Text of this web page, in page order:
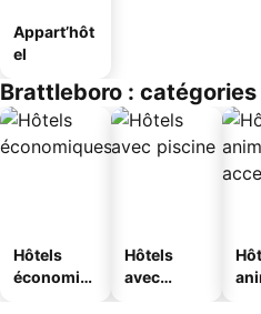
Appart’hôt
el
Brattleboro : catégories
Hôtels
économiq
Hôtels
avec